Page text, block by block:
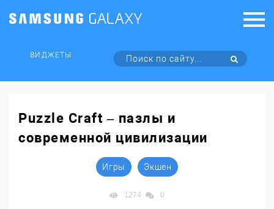
ВИДЖЕТЫ
Puzzle Craft – пазлы и
современной цивилизации
Игры Экшен
1274 0